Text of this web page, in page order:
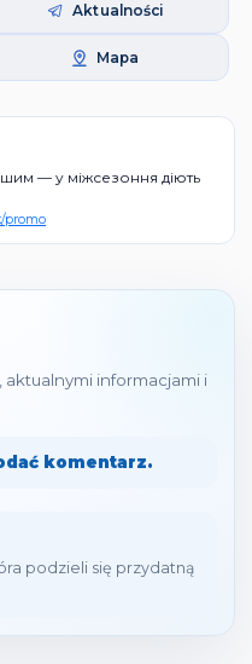
Aktualności
Mapa
— у міжсезоння діють
promo
informacjami i
komentarz.
podzieli się przydatną